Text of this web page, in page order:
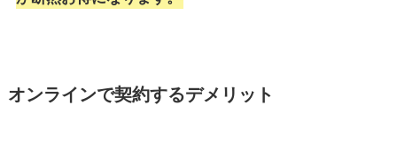
オンラインで契約するデメリット